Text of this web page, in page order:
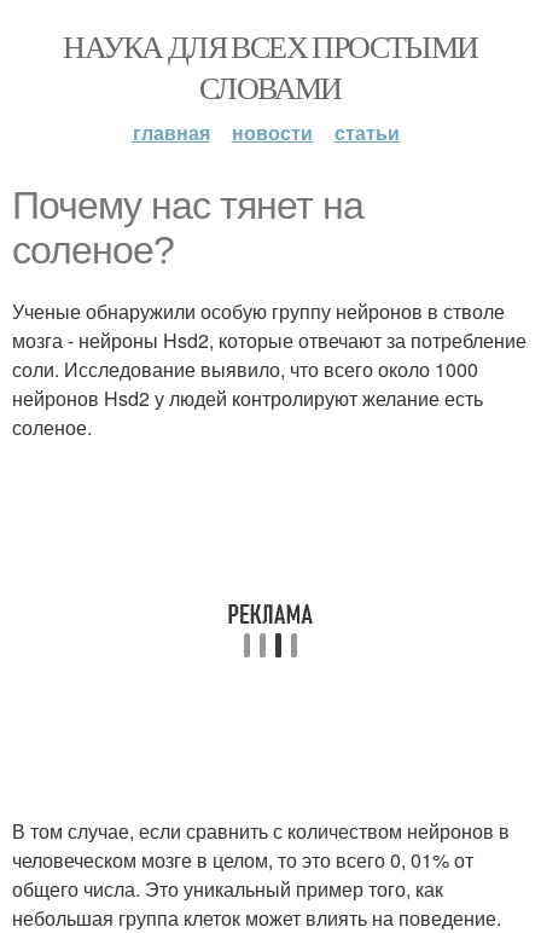
НАУКА ДЛЯ ВСЕХ ПРОСТЫМИ
СЛОВАМИ
главная новости статьи
Почему нас тянет на
соленое?
Ученые обнаружили особую группу нейронов в стволе
мозга - нейроны Hsd2, которые отвечают за потребление
соли. Исследование выявило, что всего около 1000
нейронов Hsd2 у людей контролируют желание есть
соленое.
В том случае, если сравнить с количеством нейронов в
человеческом мозге в целом, то это всего 0, 01% от
общего числа. Это уникальный пример того, как
небольшая группа клеток может влиять на поведение.